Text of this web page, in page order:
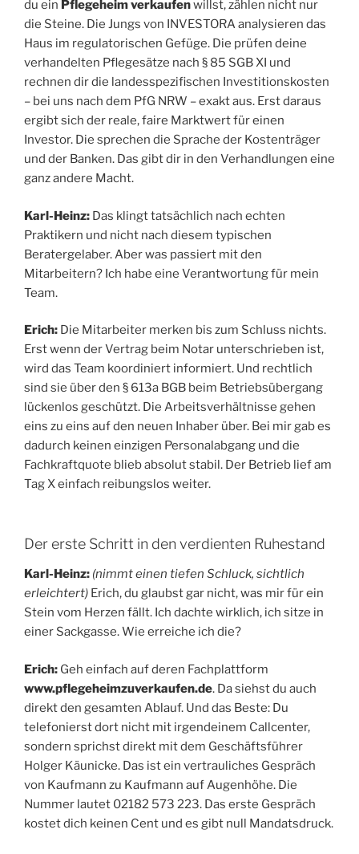
du ein Pflegeheim verkaufenwillst, zählen nicht nur
die Steine. Die Jungs von INVESTORA analysieren das
Haus im regulatorischen Gefüge. Die prüfen deine
verhandelten Pflegesätze nach § 85 SGB XI und
rechnen dir die landesspezifischen Investitionskosten
– bei uns nach dem PfG NRW – exakt aus. Erst daraus
ergibt sich der reale, faire Marktwert für einen
Investor. Die sprechen die Sprache der Kostenträger
und der Banken. Das gibt dir in den Verhandlungen eine
ganz andere Macht.
Karl-Heinz: Das klingt tatsächlich nach echten
Praktikern und nicht nach diesem typischen
Beratergelaber. Aber was passiert mit den
Mitarbeitern? Ich habe eine Verantwortung für mein
Team.
Erich: Die Mitarbeiter merken bis zum Schluss nichts.
Erst wenn der Vertrag beim Notar unterschrieben ist,
wird das Team koordiniert informiert. Und rechtlich
sind sie über den § 613a BGB beim Betriebsübergang
lückenlos geschützt. Die Arbeitsverhältnisse gehen
eins zu eins auf den neuen Inhaber über. Bei mir gab es
dadurch keinen einzigen Personalabgang und die
Fachkraftquote blieb absolut stabil. Der Betrieb lief am
Tag X einfach reibungslos weiter.
Der erste Schritt in den verdienten Ruhestand
Karl-Heinz: (nimmt einen tiefen Schluck, sichtlich
erleichtert) Erich, du glaubst gar nicht, was mir für ein
Stein vom Herzen fällt. Ich dachte wirklich, ich sitze in
einer Sackgasse. Wie erreiche ich die?
Erich: Geh einfach auf deren Fachplattform
www.pflegeheimzuverkaufen.de. Da siehst du auch
direkt den gesamten Ablauf. Und das Beste: Du
telefonierst dort nicht mit irgendeinem Callcenter,
sondern sprichst direkt mit dem Geschäftsführer
Holger Käunicke. Das ist ein vertrauliches Gespräch
von Kaufmann zu Kaufmann auf Augenhöhe. Die
Nummer lautet 02182 573 223. Das erste Gespräch
kostet dich keinen Cent und es gibt null Mandatsdruck.